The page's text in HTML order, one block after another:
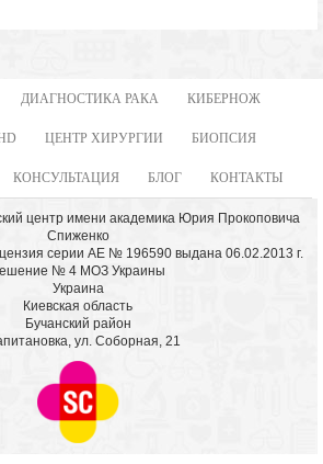
ДИАГНОСТИКА РАКА КИБЕРНОЖ
ЦЕНТР ХИРУРГИИ БИОПСИЯ
КОНСУЛЬТАЦИЯ БЛОГ КОНТАКТЫ
центр имени академика Юрия Прокоповича
Спиженко
серии АЕ № 196590 выдана 06.02.2013 г.
№ 4 МОЗ Украины
Украина
Киевская область
Бучанский район
ул. Соборная, 21